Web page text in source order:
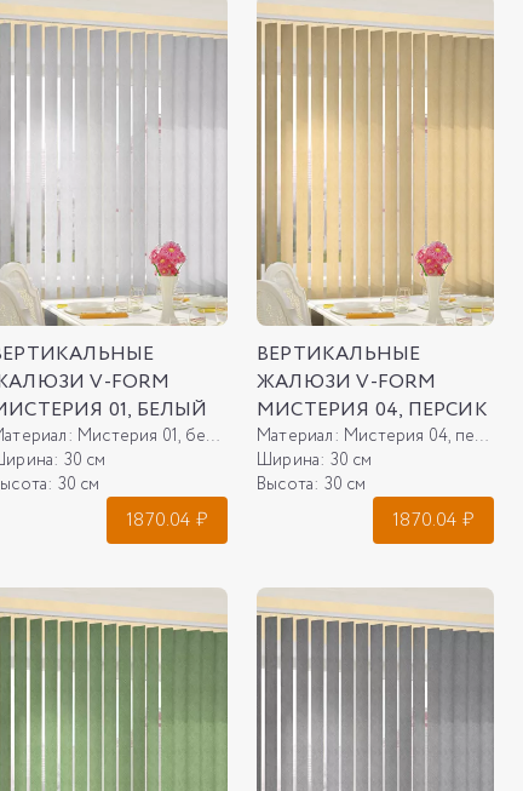
V-FORM
01, БЕЛЫЙ
Мистерия 01, белый
30 см
30 см
1870.04 ₽
ВЕРТИКАЛЬНЫЕ
ЖАЛЮЗИ V-FORM
МИСТЕРИЯ 04, ПЕРСИК
Материал: Мистерия 04, персик
Ширина: 30 см
Высота: 30 см
1870.04 ₽